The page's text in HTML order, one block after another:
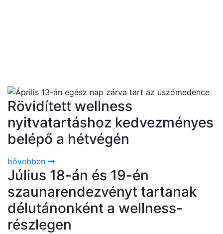
Rövidített wellness
nyitvatartáshoz kedvezményes
belépő a hétvégén
bővebben
Július 18-án és 19-én
szaunarendezvényt tartanak
délutánonként a wellness-
részlegen